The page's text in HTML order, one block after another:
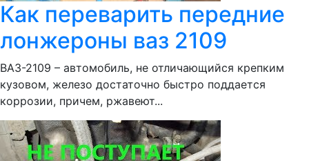
Как переварить передние
лонжероны ваз 2109
ВАЗ-2109 – автомобиль, не отличающийся крепким
кузовом, железо достаточно быстро поддается
коррозии, причем, ржавеют...